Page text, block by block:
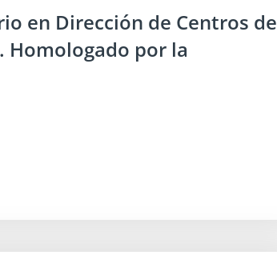
en Dirección de Centros de
Homologado por la